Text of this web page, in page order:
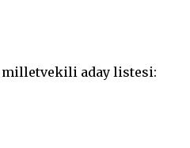
milletvekili aday listesi: